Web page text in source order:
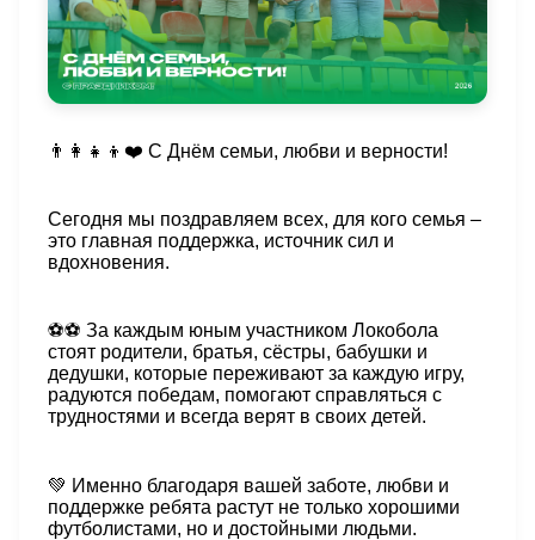
👨‍👩‍👧‍👦❤️ С Днём семьи, любви и верности!
Сегодня мы поздравляем всех, для кого семья –
это главная поддержка, источник сил и
вдохновения.
⚽️⚽️ За каждым юным участником Локобола
стоят родители, братья, сёстры, бабушки и
дедушки, которые переживают за каждую игру,
радуются победам, помогают справляться с
трудностями и всегда верят в своих детей.
💚 Именно благодаря вашей заботе, любви и
поддержке ребята растут не только хорошими
футболистами, но и достойными людьми.